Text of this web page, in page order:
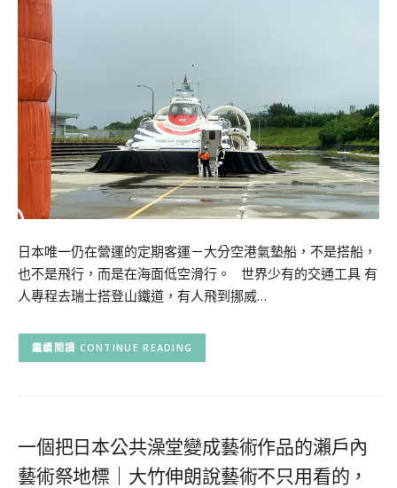
日本唯一仍在營運的定期客運－大分空港氣墊船，不是搭船，
也不是飛行，而是在海面低空滑行。 世界少有的交通工具 有
人專程去瑞士搭登山鐵道，有人飛到挪威…
CONTINUE READING
一個把日本公共澡堂變成藝術作品的瀨戶內
藝術祭地標｜大竹伸朗說藝術不只用看的，